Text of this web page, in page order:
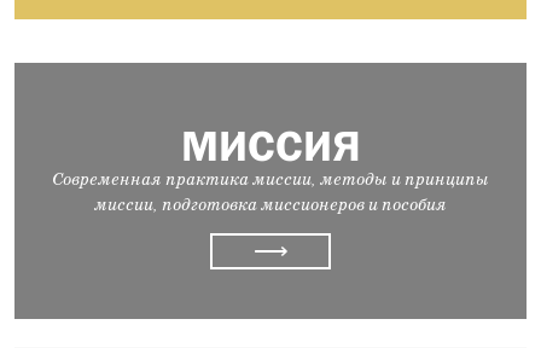
МИССИЯ
Современная практика миссии, методы и принципы
миссии, подготовка миссионеров и пособия
⟶